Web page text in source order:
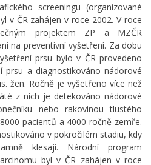
screeningu (organizované
v ČR zahájen v roce 2002. V roce
projektem ZP a MZČR
na preventivní vyšetření. Za dobu
prsu bylo v ČR provedeno
a diagnostikováno nádorové
žen. Ročně je vyšetřeno více než
z nich je detekováno nádorové
nebo rakovinou tlustého
pacientů a 4000 ročně zemře.
v pokročilém stadiu, kdy
klesají. Národní program
byl v ČR zahájen v roce